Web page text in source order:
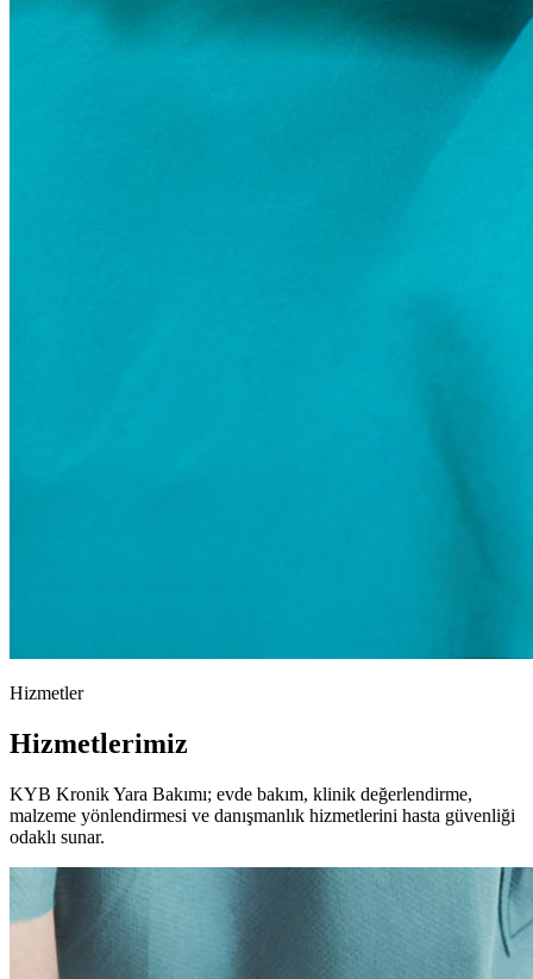
Hizmetler
Hizmetlerimiz
KYB Kronik Yara Bakımı; evde bakım, klinik değerlendirme,
malzeme yönlendirmesi ve danışmanlık hizmetlerini hasta güvenliği
odaklı sunar.